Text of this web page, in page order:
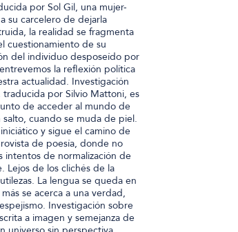
por Sol Gil, una mujer-
su carcelero de dejarla
la realidad se fragmenta
cuestionamiento de su
del individuo desposeído por
la reflexión política
actualidad. Investigación
por Silvio Mattoni, es
de acceder al mundo de
cuando se muda de piel.
y sigue el camino de
de poesía, donde no
intentos de normalización de
Lejos de los clichés de la
La lengua se queda en
se acerca a una verdad,
Investigación sobre
a imagen y semejanza de